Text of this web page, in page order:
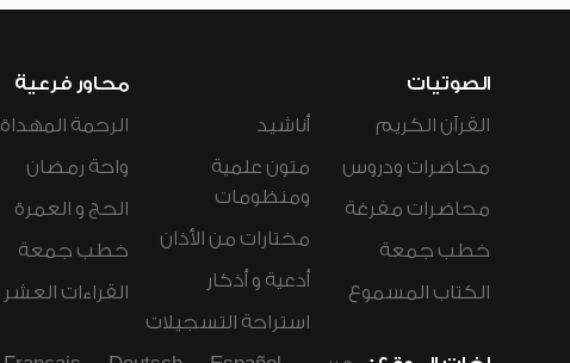
الصوتيات
القرآن الكريم
محاضرات ودروس
محاضرات مفرغة
خطب جمعة
الكتاب المسموع
أناشيد
متون علمية
ومنظومات
مختارات من الأذان
أدعية و أذكار
استراحة التسجيلات
محاور فرعية
الرحمة المهداة
واحة رمضان
الحج و العمرة
خطب جمعة
القراءات العشر